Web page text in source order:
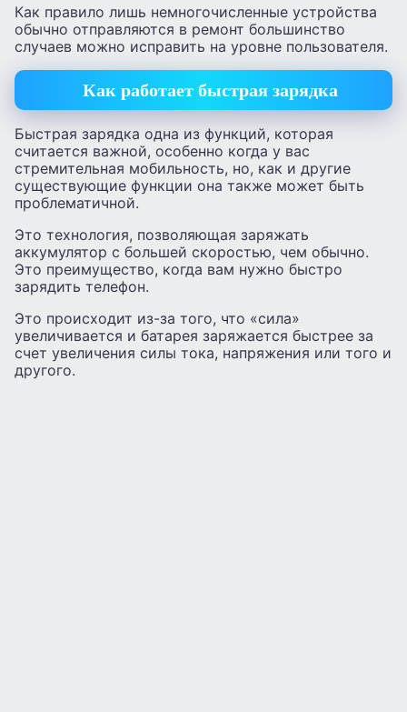
Как правило лишь немногочисленные устройства
обычно отправляются в ремонт большинство
случаев можно исправить на уровне пользователя.
Как работает быстрая зарядка
Быстрая зарядка одна из функций, которая
считается важной, особенно когда у вас
стремительная мобильность, но, как и другие
существующие функции она также может быть
проблематичной.
Это технология, позволяющая заряжать
аккумулятор с большей скоростью, чем обычно.
Это преимущество, когда вам нужно быстро
зарядить телефон.
Это происходит из-за того, что «сила»
увеличивается и батарея заряжается быстрее за
счет увеличения силы тока, напряжения или того и
другого.